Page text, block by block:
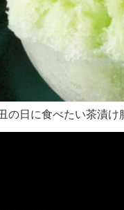
日に食べたい茶漬け